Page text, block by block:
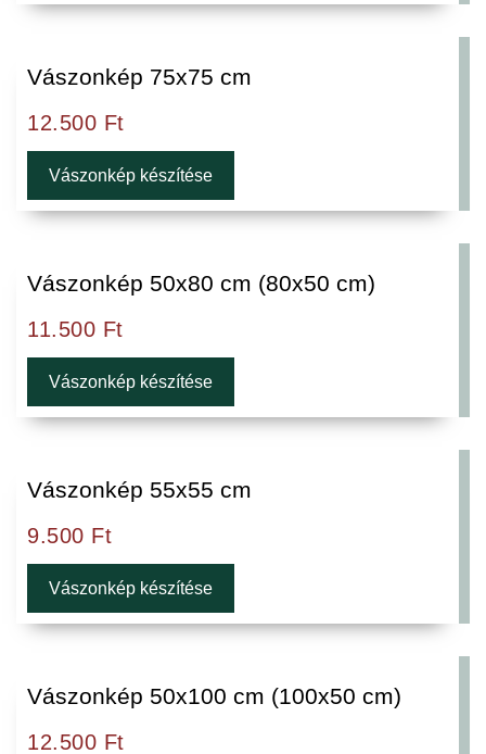
Vászonkép 75x75 cm
12.500 Ft
Vászonkép készítése
Vászonkép 50x80 cm (80x50 cm)
11.500 Ft
Vászonkép készítése
Vászonkép 55x55 cm
9.500 Ft
Vászonkép készítése
Vászonkép 50x100 cm (100x50 cm)
12.500 Ft